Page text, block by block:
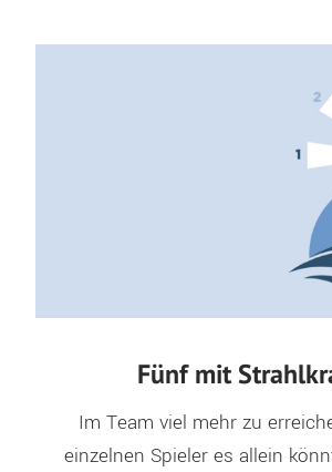
Fünf mit
Im Team viel mehr zu
einzelnen Spieler es allein